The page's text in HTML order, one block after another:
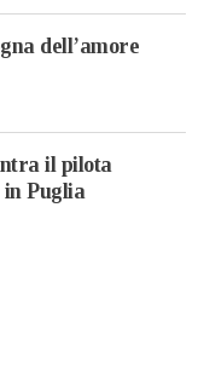
dell’amore
il pilota
in Puglia